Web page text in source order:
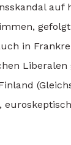
auf
in